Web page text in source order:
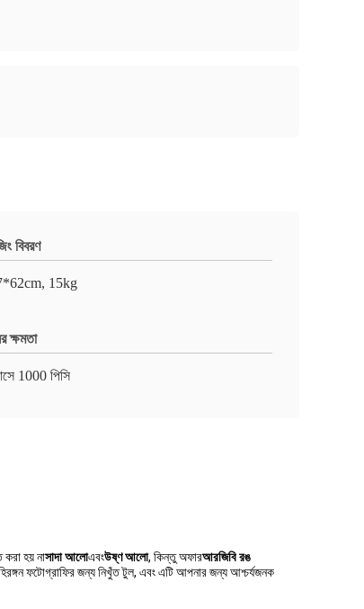
বিবরণ
15kg
ক্ষমতা
1000 পিসি
হয় নাসাদা আলোএবংউষ্ণ আলো, কিন্তু অফারআরজিবি রঙ
ফটোগ্রাফির জন্য নিখুঁত টুল, এবং এটি আপনার জন্য আশ্চর্যজনক